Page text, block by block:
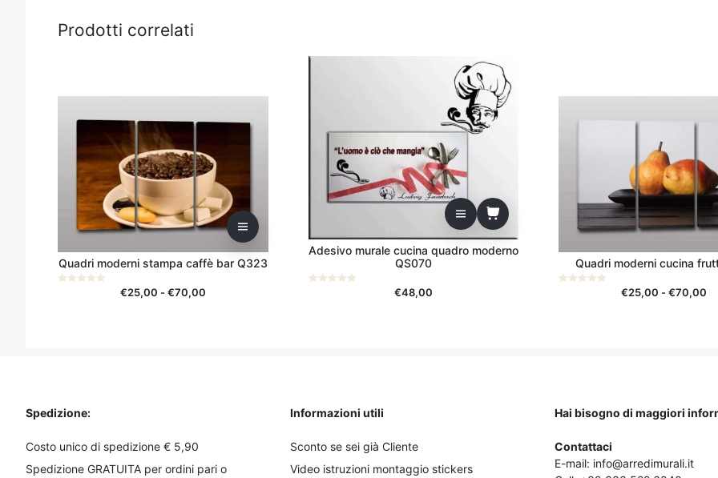
Prodotti correlati
Quadri moderni stampa caffè bar Q323
€25,00 - €70,00Fascia
ha
opzioni
possono
essere
scelte
pagina
del
Adesivo murale cucina quadro moderno
QS070
€48,00
Quadri moderni cucina
€25,00 - €70,00
ha
essere
scelte
pagina
del
Spedizione:
Costo unico di spedizione € 5,90
Spedizione GRATUITA per ordini pari o
Informazioni utili
Sconto se sei già Cliente
Video istruzioni montaggio stickers
Hai bisogno di maggiori
Contattaci
E-mail: info@arredimurali.it